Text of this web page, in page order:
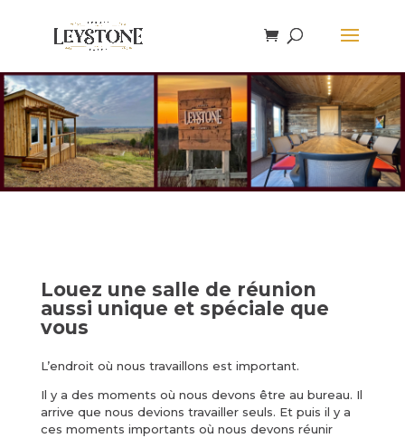
Louez une salle de réunion
aussi unique et spéciale que
vous
L’endroit où nous travaillons est important.
Il y a des moments où nous devons être au bureau. Il
arrive que nous devions travailler seuls. Et puis il y a
ces moments importants où nous devons réunir